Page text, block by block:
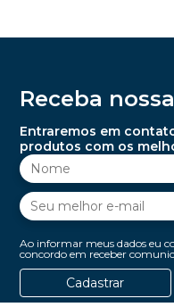
Receba
Entraremos em
produtos com os
Ao informar meus dados eu
concordo em receber
Cadastrar